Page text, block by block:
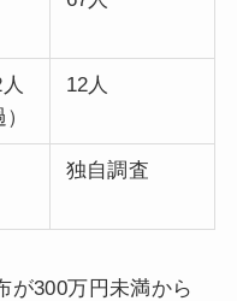
12人
独自調査
が300万円未満から